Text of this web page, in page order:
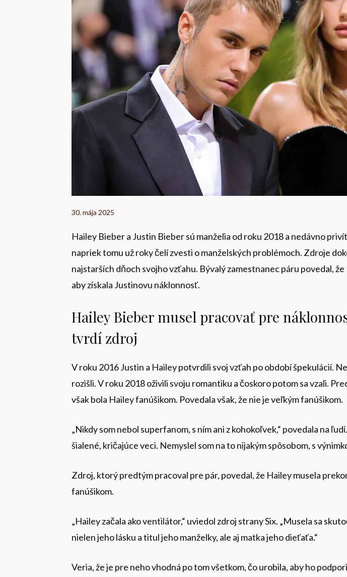
30. mája 2025
Hailey Bieber a Justin Bieber sú manželia od roku 2018 a nedávno
napriek tomu už roky čelí zvesti o manželských problémoch. Zdroje
najstarších dňoch svojho vzťahu. Bývalý zamestnanec páru povedal,
aby získala Justinovu náklonnosť.
Hailey Bieber musel pracovať pre
tvrdí zdroj
V roku 2016 Justin a Hailey potvrdili svoj vzťah po období špekulácií.
rozišli. V roku 2018 oživili svoju romantiku a čoskoro potom sa vzali.
však bola Hailey fanúšikom. Povedala však, že nie je veľkým fanúšikom.
„Nikdy som nebol superfanom, s ním ani z kohokoľvek,“ povedala na
šialené, kričajúce veci. Nemyslel som na to nijakým spôsobom, s
Zdroj, ktorý predtým pracoval pre pár, povedal, že Hailey musela
fanúšikom.
„Hailey začala ako ventilátor,“ uviedol zdroj strany Six. „Musela sa
nielen jeho lásku a titul jeho manželky, ale aj matka jeho dieťaťa.“
Veria, že je pre neho vhodná po tom všetkom, čo urobila, aby ho